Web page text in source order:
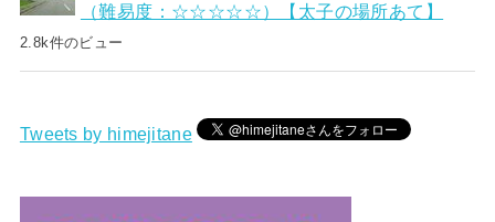
（難易度：☆☆☆☆☆）【太子の場所あて】
2.8k件のビュー
Tweets by himejitane